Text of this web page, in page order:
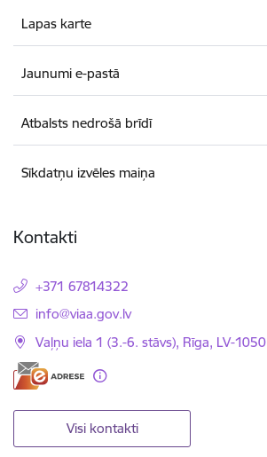
Lapas karte
Jaunumi e-pastā
Atbalsts nedrošā brīdī
Sīkdatņu izvēles maiņa
Kontakti
+371 67814322
E-pasts:
info@viaa.gov.lv
Vaļņu iela 1 (3.-6. stāvs), Rīga, LV-1050
Visi kontakti